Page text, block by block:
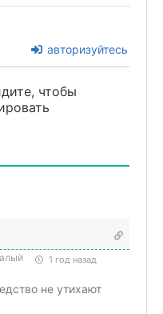
авторизуйтесь
чтобы
1 год назад
не утихают